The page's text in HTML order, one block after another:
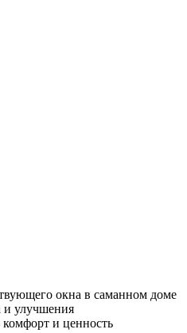
окна в саманном доме
и улучшения
и ценность